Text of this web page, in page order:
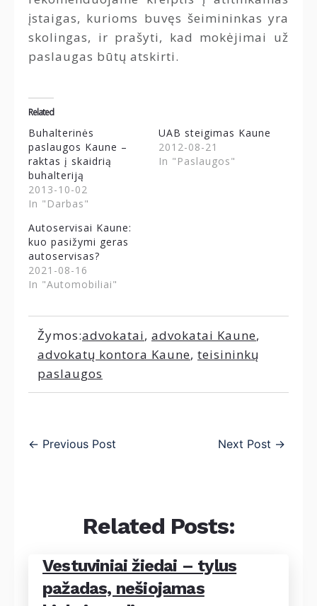
įstaigas, kurioms buvęs šeimininkas yra
skolingas, ir prašyti, kad mokėjimai už
paslaugas būtų atskirti.
Related
Buhalterinės
paslaugos Kaune –
raktas į skaidrią
buhalteriją
2013-10-02
In "Darbas"
UAB steigimas Kaune
2012-08-21
In "Paslaugos"
Autoservisai Kaune:
kuo pasižymi geras
autoservisas?
2021-08-16
In "Automobiliai"
Žymos:advokatai, advokatai Kaune,
advokatų kontora Kaune, teisininkų
paslaugos
← Previous Post Next Post →
Related Posts:
Vestuviniai žiedai – tylus
pažadas, nešiojamas